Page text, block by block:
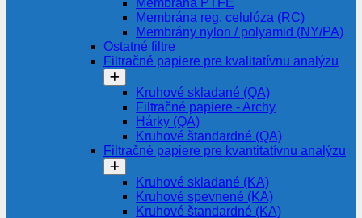
Membrána PTFE
Membrána reg. celulóza (RC)
Membrány nylon / polyamid (NY/PA)
Ostatné filtre
Filtračné papiere pre kvalitatívnu analýzu
Kruhové skladané (QA)
Filtračné papiere - Archy
Hárky (QA)
Kruhové štandardné (QA)
Filtračné papiere pre kvantitatívnu analýzu
Kruhové skladané (KA)
Kruhové spevnené (KA)
Kruhové štandardné (KA)